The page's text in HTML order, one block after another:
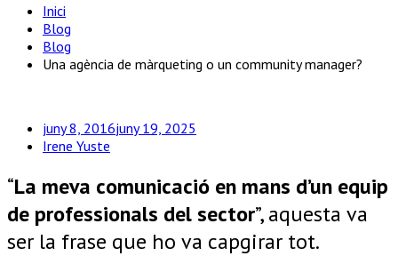
Inici
Blog
Blog
Una agència de màrqueting o un community manager?
juny 8, 2016juny 19, 2025
Irene Yuste
“La meva comunicació en mans d’un equip
de professionals del sector”, aquesta va
ser la frase que ho va capgirar tot.